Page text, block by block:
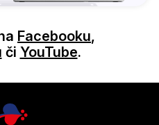
Facebooku,
či YouTube.